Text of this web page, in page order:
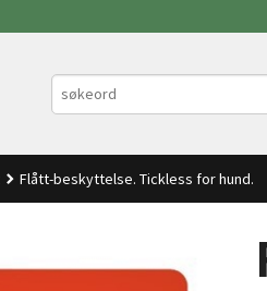
Flått-beskyttelse. Tickless for hund.